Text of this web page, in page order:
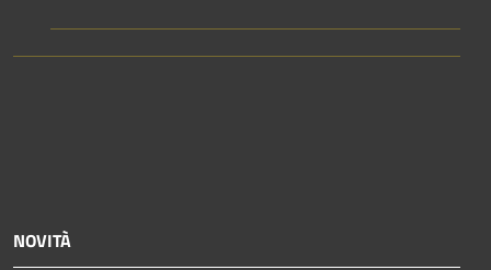
NOVITÀ